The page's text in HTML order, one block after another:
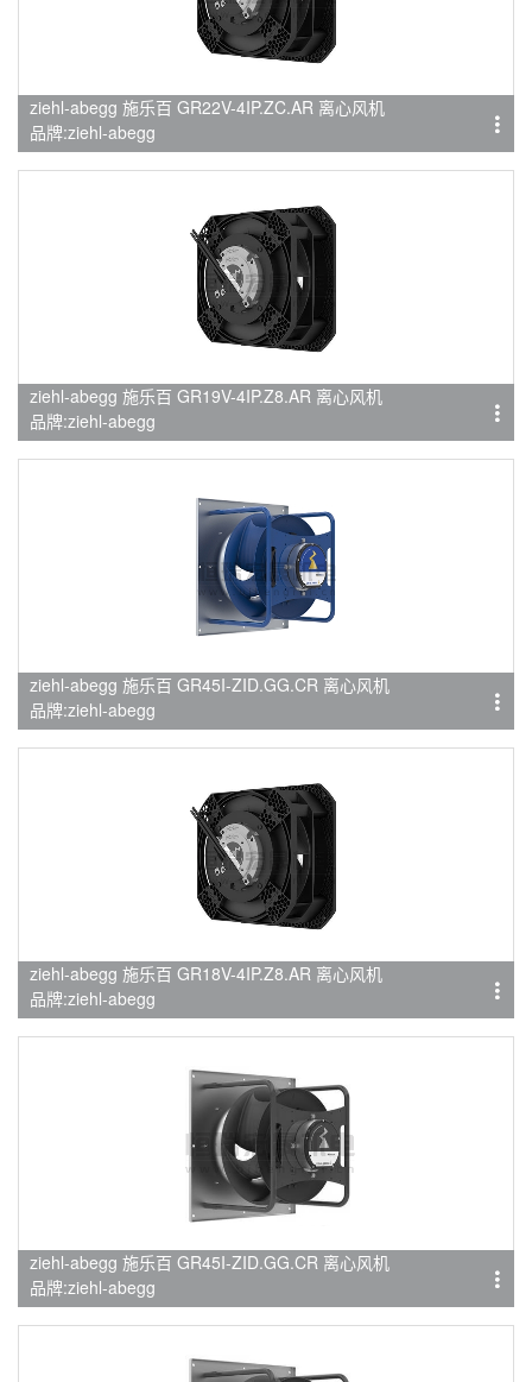
ziehl-abegg 施乐百 GR22V-4IP.ZC.AR 离心风机
品牌:ziehl-abegg
ziehl-abegg 施乐百 GR19V-4IP.Z8.AR 离心风机
品牌:ziehl-abegg
ziehl-abegg 施乐百 GR45I-ZID.GG.CR 离心风机
品牌:ziehl-abegg
ziehl-abegg 施乐百 GR18V-4IP.Z8.AR 离心风机
品牌:ziehl-abegg
ziehl-abegg 施乐百 GR45I-ZID.GG.CR 离心风机
品牌:ziehl-abegg